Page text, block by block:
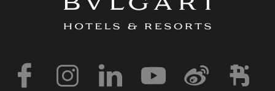
https://https://https://
https://